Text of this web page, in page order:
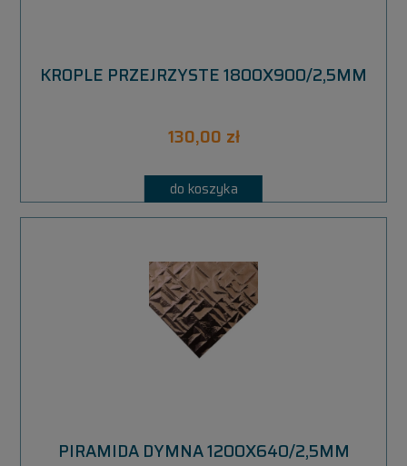
KROPLE PRZEJRZYSTE 1800X900/2,5MM
130,00 zł
do koszyka
PIRAMIDA DYMNA 1200X640/2,5MM